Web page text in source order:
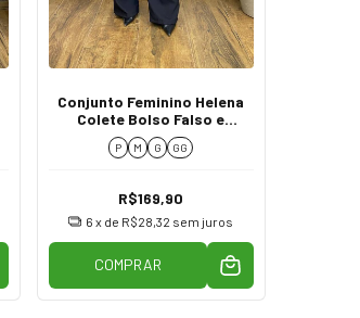
Conjunto Feminino Helena
Colete Bolso Falso e
Calça Preto
P M G GG
R$169,90
6 x de R$28,32 sem juros
COMPRAR